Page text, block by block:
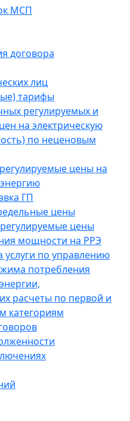
МСП
договора
лиц
тарифы
регулируемых и
на электрическую
по неценовым
цены на
ГП
цены
цены
мощности на РРЭ
услуги по управлению
потребления
расчеты по первой и
категориям